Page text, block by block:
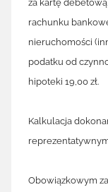
za kartę
rachunku
nieruchomości
podatku od
hipoteki 19,00 zł.
Kalkulacja
Obowiązkowym